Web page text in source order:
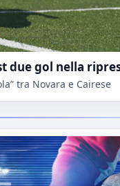
due gol nella
tra Novara e Cairese